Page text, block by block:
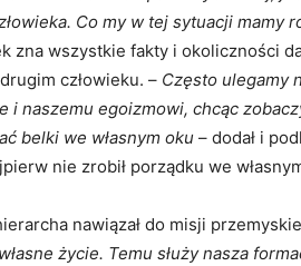
Co my w tej sytuacji mamy
zna wszystkie fakty i okoliczności
człowieku. – Często ulegamy
i naszemu egoizmowi, chcąc
belki we własnym oku – dodał i
nie zrobił porządku we
nawiązał do misji
życie. Temu służy nasza